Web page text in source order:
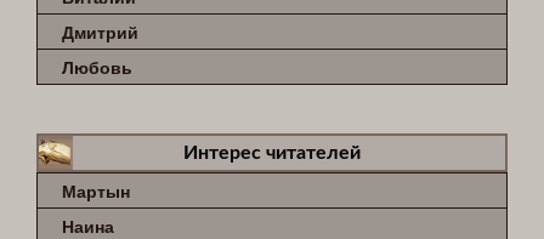
Дмитрий
Любовь
Интерес читателей
Мартын
Наина